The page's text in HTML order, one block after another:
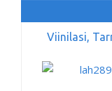
Viinilasi,